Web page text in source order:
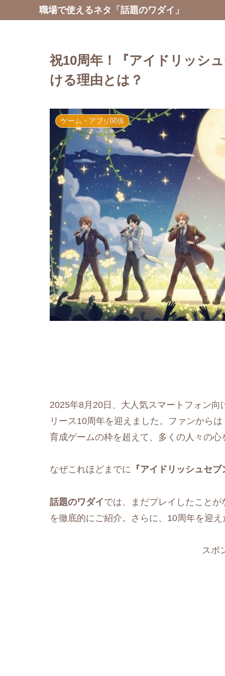
職場で使えるネタ「話題のワダイ」
祝10周年！『アイドリッシ
ける理由とは？
ゲーム・アプリ関係
2025年8月20日、大人気スマートフォン向
リース10周年を迎えました。ファンからは
育成ゲームの枠を超えて、多くの人々の
なぜこれほどまでに 『アイドリッシュセブ
話題のワダイでは、まだプレイしたこと
を徹底的にご紹介。さらに、10周年を迎え
スポ